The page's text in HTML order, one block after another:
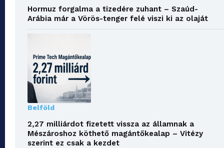
Hormuz forgalma a tizedére zuhant – Szaúd-
Arábia már a Vörös-tenger felé viszi ki az olaját
Belföld
2,27 milliárdot fizetett vissza az államnak a
Mészároshoz köthető magántőkealap – Vitézy
szerint ez csak a kezdet